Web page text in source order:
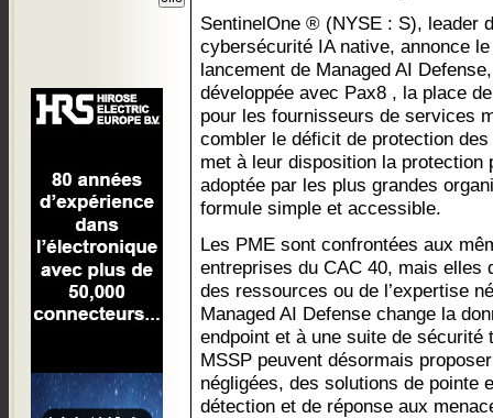
SentinelOne ® (NYSE : S), leader
cybersécurité IA native, annonce le
lancement de Managed AI
développée avec Pax8 , la place
pour les fournisseurs de services
combler le déficit de protection
met à leur disposition la protection
adoptée par les plus grandes
formule simple et accessible.
Les PME sont confrontées aux
entreprises du CAC 40, mais elles
des ressources ou de l’expertise
Managed AI Defense change la
endpoint et à une suite de
MSSP peuvent désormais
négligées, des solutions de pointe
détection et de réponse aux